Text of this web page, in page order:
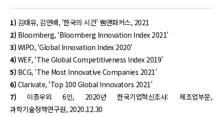
1) 김태유, 김연배, ‘한국의 시간’ 쌤앤파커스, 2021
2) Bloomberg, ‘Bloomberg Innovation Index 2021’
3) WIPO, ‘Global Innovation Index 2020’
4) WEF, ‘The Global Competitiveness Index 2019’
5) BCG, ‘The Most Innovative Companies 2021’
6) Clarivate, ‘Top 100 Global Innovators 2021’
7) 이종우외 6인, 2020년 한국기업혁신조사: 제조업부문,
과학기술정책연구원, 2020.12.30